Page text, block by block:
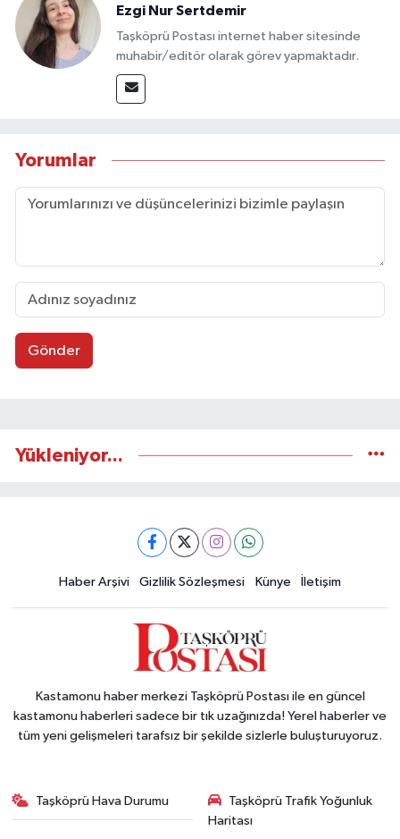
Ezgi Nur Sertdemir
Taşköprü Postası internet haber sitesinde
muhabir/editör olarak görev yapmaktadır.
Yorumlar
Gönder
Yükleniyor...
Haber Arşivi Gizlilik Sözleşmesi Künye İletişim
Kastamonu haber merkezi Taşköprü Postası ile en güncel
kastamonu haberleri sadece bir tık uzağınızda! Yerel haberler ve
tüm yeni gelişmeleri tarafsız bir şekilde sizlerle buluşturuyoruz.
Taşköprü Hava Durumu
Taşköprü Trafik Yoğunluk
Haritası